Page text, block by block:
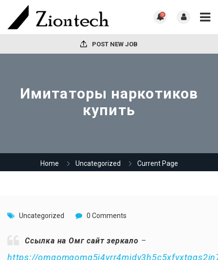
0
POST NEW JOB
Имитаторы наркотиков
купить
Home Uncategorized Current Page
Uncategorized 0 Comments
Ссылка на Омг сайт зеркало –
https://